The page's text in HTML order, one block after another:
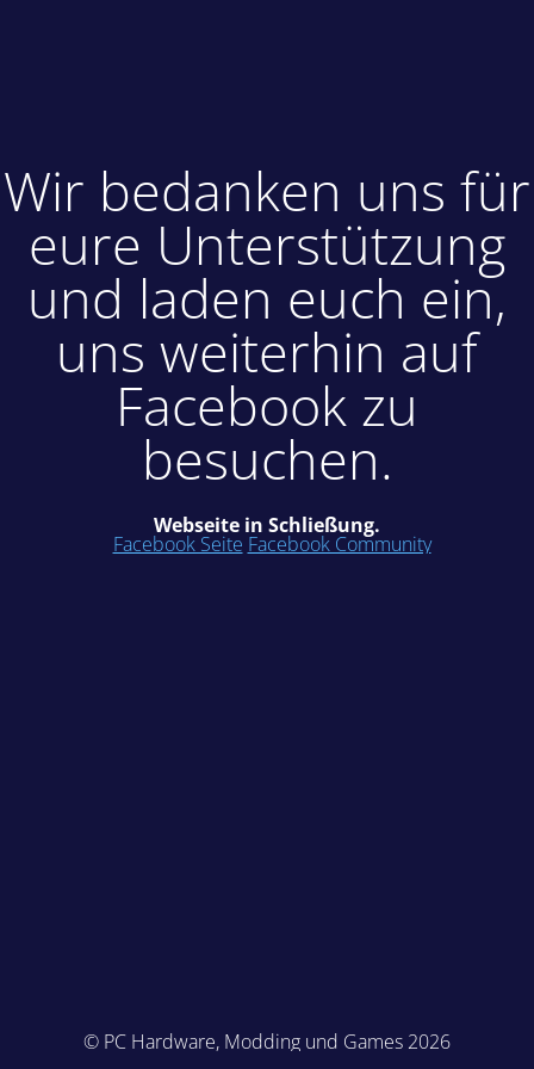
Wir bedanken uns für
eure Unterstützung
und laden euch ein,
uns weiterhin auf
Facebook zu
besuchen.
Webseite in Schließung.
Facebook Seite Facebook Community
© PC Hardware, Modding und Games 2026